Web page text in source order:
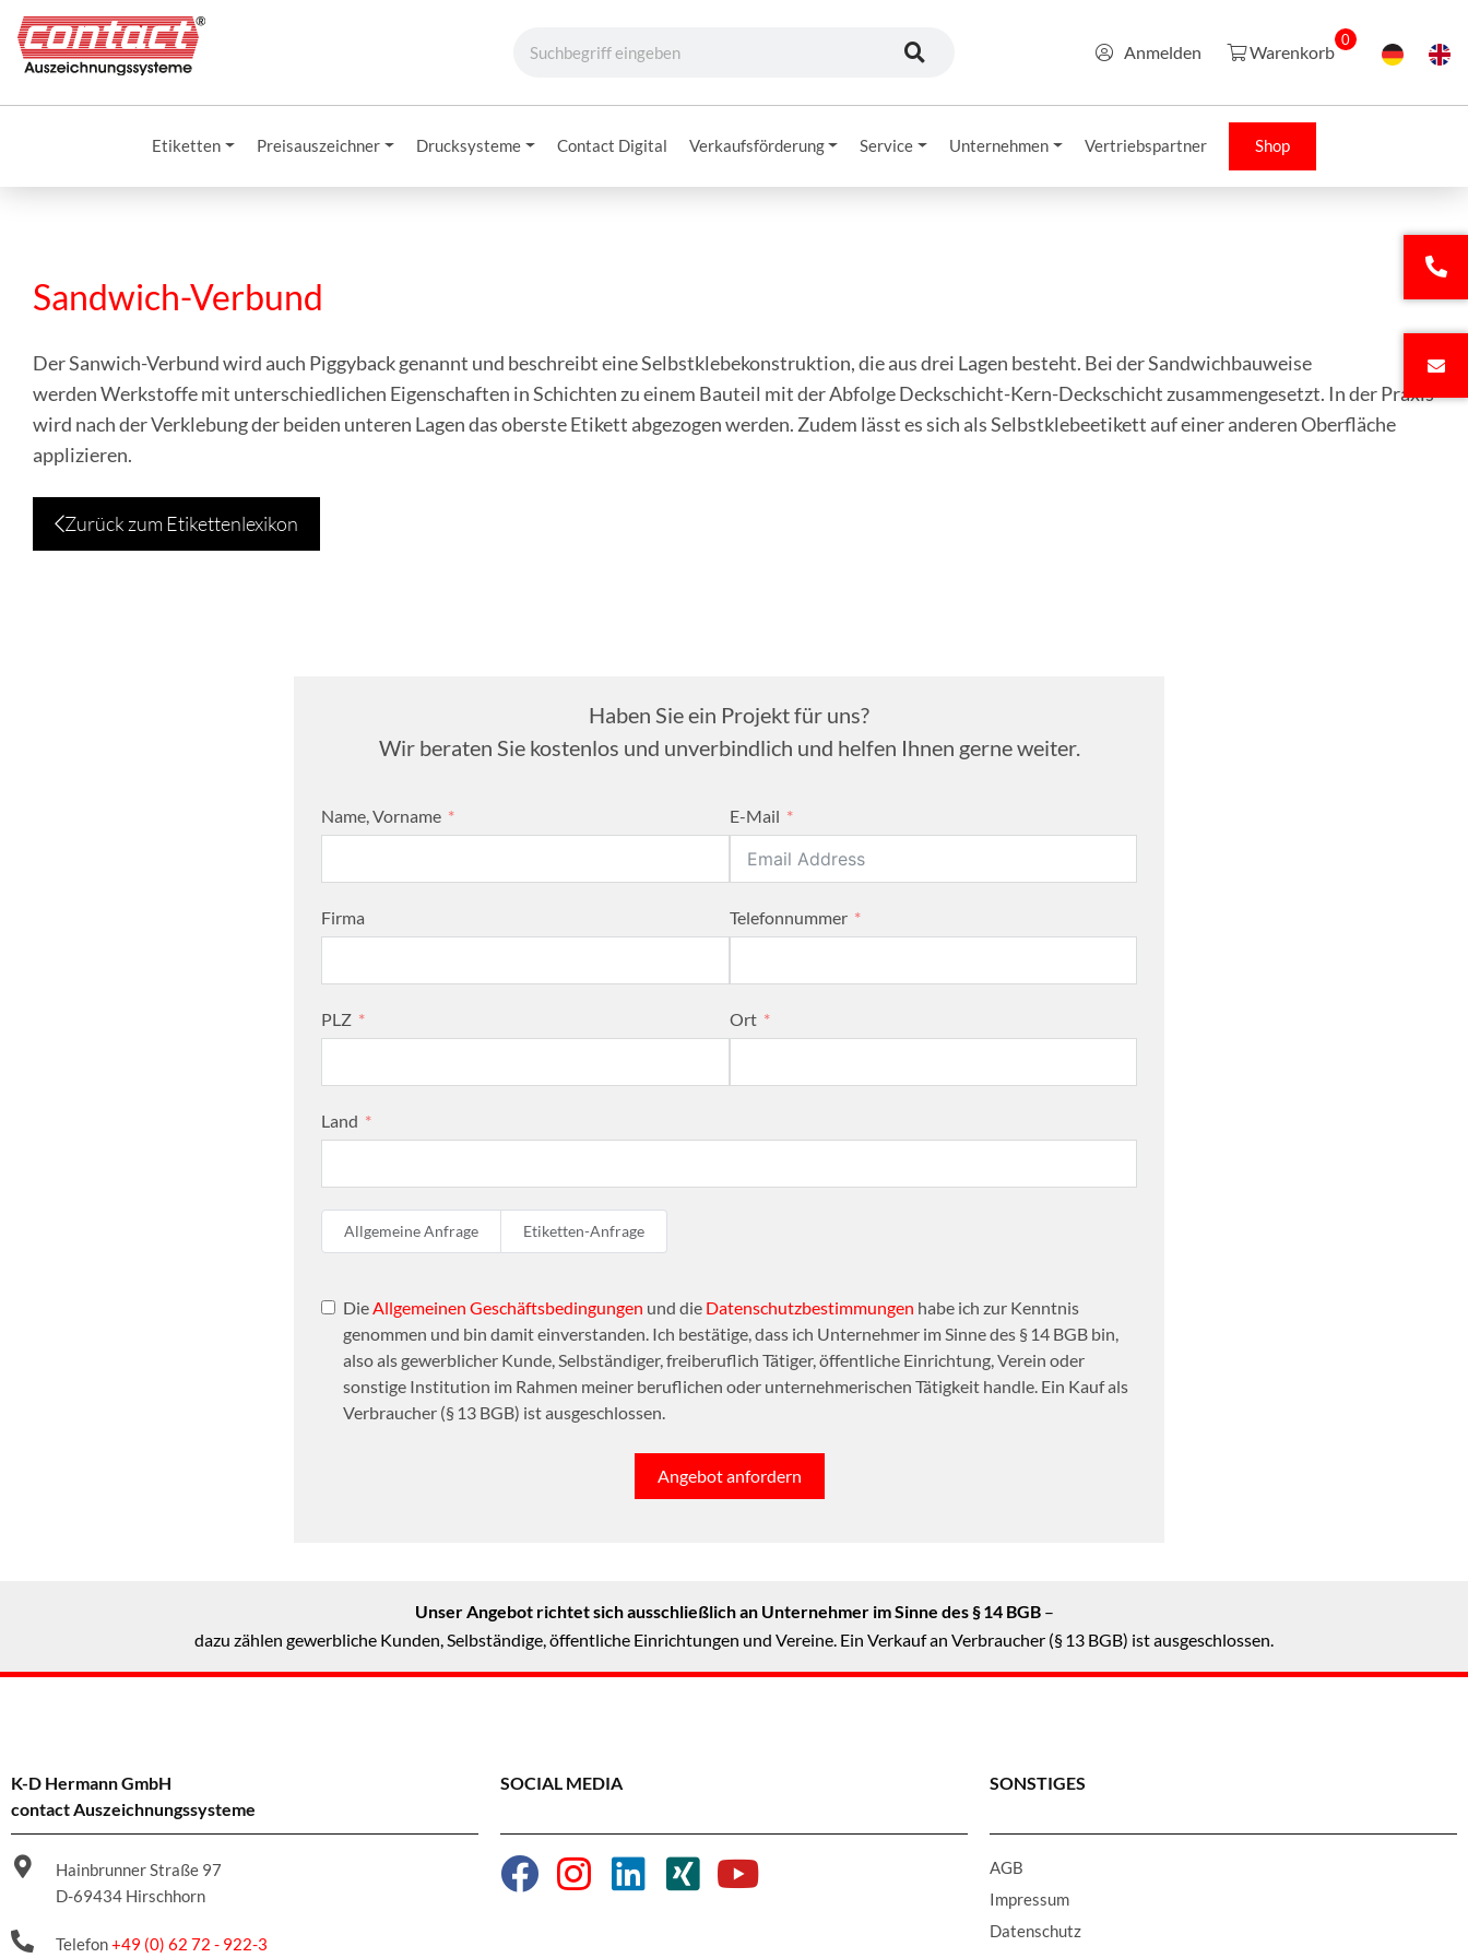
Anmelden Warenkorb
0
Etiketten Preisauszeichner Drucksysteme Contact Digital Verkaufsförderung Service Unternehmen Vertriebspartner Shop
Sandwich-Verbund
Der Sanwich-Verbund wird auch Piggyback genannt und beschreibt eine Selbstklebekonstruktion, die aus drei Lagen besteht. Bei der Sandwichbauweise
werden Werkstoffe mit unterschiedlichen Eigenschaften in Schichten zu einem Bauteil mit der Abfolge Deckschicht-Kern-Deckschicht zusammengesetzt. In der Praxis
wird nach der Verklebung der beiden unteren Lagen das oberste Etikett abgezogen werden. Zudem lässt es sich als Selbstklebeetikett auf einer anderen Oberfläche
applizieren.
Zurück zum Etikettenlexikon
Haben Sie ein Projekt für uns?
Wir beraten Sie kostenlos und unverbindlich und helfen Ihnen gerne weiter.
Name, Vorname E-Mail
Firma Telefonnummer
PLZ Ort
Land
Allgemeine Anfrage Etiketten-Anfrage
Die Allgemeinen Geschäftsbedingungen und die Datenschutzbestimmungen habe ich zur Kenntnis
genommen und bin damit einverstanden. Ich bestätige, dass ich Unternehmer im Sinne des § 14 BGB bin,
also als gewerblicher Kunde, Selbständiger, freiberuflich Tätiger, öffentliche Einrichtung, Verein oder
sonstige Institution im Rahmen meiner beruflichen oder unternehmerischen Tätigkeit handle. Ein Kauf als
Verbraucher (§ 13 BGB) ist ausgeschlossen.
Angebot anfordern
Unser Angebot richtet sich ausschließlich an Unternehmer im Sinne des § 14 BGB–
dazu zählen gewerbliche Kunden, Selbständige, öffentliche Einrichtungen und Vereine. Ein Verkauf an Verbraucher (§ 13 BGB) ist ausgeschlossen.
K-D Hermann GmbH
contact Auszeichnungssysteme
Hainbrunner Straße 97
D-69434 Hirschhorn
Telefon+49 (0) 62 72 - 922-3
SOCIAL MEDIA SONSTIGES
AGB
Impressum
Datenschutz